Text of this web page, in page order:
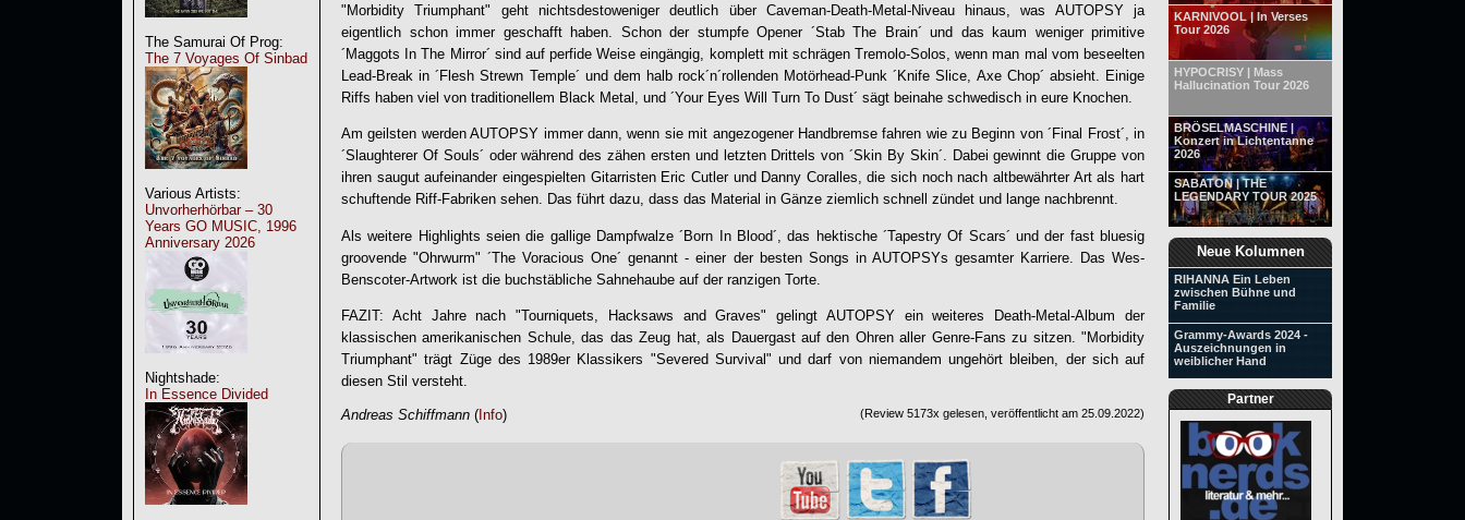
The Samurai Of Prog:
The 7 Voyages Of Sinbad
Various Artists:
Unvorherhörbar – 30
Years GO MUSIC, 1996
Anniversary 2026
Nightshade:
In Essence Divided
KARNIVOOL | In Verses
Tour 2026
HYPOCRISY | Mass
Hallucination Tour 2026
BRÖSELMASCHINE |
Konzert in Lichtentanne
2026
SABATON | THE
LEGENDARY TOUR 2025
Neue Kolumnen
RIHANNA Ein Leben
zwischen Bühne und
Familie
Grammy-Awards 2024 -
Auszeichnungen in
weiblicher Hand
Partner
" Morbidity Triumphant" geht nichtsdestoweniger deutlich über Caveman-Death-Metal-Niveau hinaus, was AUTOPSYja
eigentlich schon immer geschafft haben. Schon der stumpfe Opener ´Stab The Brain´ und das kaum weniger primitive
´Maggots In The Mirror´ sind auf perfide Weise eingängig, komplett mit schrägen Tremolo-Solos, wenn man mal vom beseelten
Lead-Break in ´Flesh Strewn Temple´ und dem halb rock´n´rollenden Motörhead-Punk ´Knife Slice, Axe Chop´ absieht. Einige
Riffs haben viel von traditionellem Black Metal, und ´Your Eyes Will Turn To Dust´ sägt beinahe schwedisch in eure Knochen.
Am geilsten werdenAUTOPSY immer dann, wenn sie mit angezogener Handbremse fahren wie zu Beginn von ´Final Frost´, in
´Slaughterer Of Souls´ oder während des zähen ersten und letzten Drittels von ´Skin By Skin´. Dabei gewinnt die Gruppe von
ihren saugut aufeinander eingespielten Gitarristen Eric Cutler und Danny Coralles, die sich noch nach altbewährter Art als hart
schuftende Riff-Fabriken sehen. Das führt dazu, dass das Material in Gänze ziemlich schnell zündet und lange nachbrennt.
Als weitere Highlights seien die gallige Dampfwalze ´Born In Blood´, das hektische ´Tapestry Of Scars´ und der fast bluesig
groovende "Ohrwurm" ´The Voracious One´ genannt - einer der besten Songs in AUTOPSYs gesamter Karriere. Das Wes-
Benscoter-Artwork ist die buchstäbliche Sahnehaube auf der ranzigen Torte.
FAZIT: Acht Jahre nach "Tourniquets, Hacksaws and Graves" gelingt AUTOPSYein weiteres Death-Metal-Album der
klassischen amerikanischen Schule, das das Zeug hat, als Dauergast auf den Ohren aller Genre-Fans zu sitzen. " Morbidity
Triumphant" trägt Züge des 1989er Klassikers "Severed Survival" und darf von niemandem ungehört bleiben, der sich auf
diesen Stil versteht.
Andreas Schiffmann ( Info) (Review 5173x gelesen, veröffentlicht am 25.09.2022)